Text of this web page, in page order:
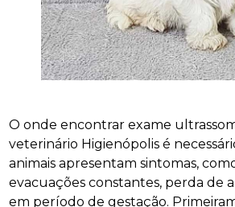
O onde encontrar exame
veterinário Higienópolis é
animais apresentam sintomas,
evacuações constantes, perda de
em período de gestação.